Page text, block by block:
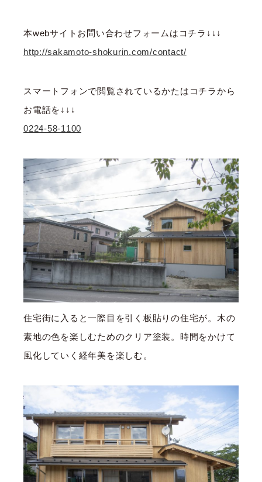
本webサイトお問い合わせフォームはコチラ↓↓↓
http://sakamoto-shokurin.com/contact/
スマートフォンで閲覧されているかたはコチラから
お電話を↓↓↓
0224-58-1100
住宅街に入ると一際目を引く板貼りの住宅が。木の
素地の色を楽しむためのクリア塗装。時間をかけて
風化していく経年美を楽しむ。